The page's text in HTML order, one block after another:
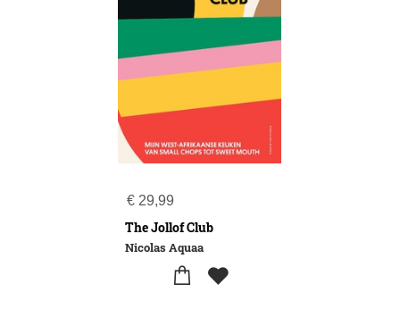
€ 29,99
The Jollof Club
Nicolas Aquaa